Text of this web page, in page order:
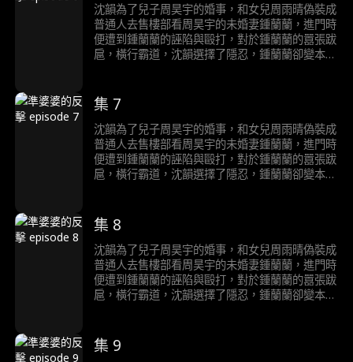
沈韻為了兒子周昊宇的婚事，和女兒周雨晴偽裝成
普通人去售樓部看周昊宇的未婚妻鍾蘭蘭，進門時
便遭到鍾蘭蘭的誣陷與毆打，對於鍾蘭蘭的囂張跋
扈，橫行霸道，沈韻選擇了隱忍，鍾蘭蘭卻變本加
集 7
沈韻為了兒子周昊宇的婚事，和女兒周雨晴偽裝成
普通人去售樓部看周昊宇的未婚妻鍾蘭蘭，進門時
便遭到鍾蘭蘭的誣陷與毆打，對於鍾蘭蘭的囂張跋
扈，橫行霸道，沈韻選擇了隱忍，鍾蘭蘭卻變本加
集 8
沈韻為了兒子周昊宇的婚事，和女兒周雨晴偽裝成
普通人去售樓部看周昊宇的未婚妻鍾蘭蘭，進門時
便遭到鍾蘭蘭的誣陷與毆打，對於鍾蘭蘭的囂張跋
扈，橫行霸道，沈韻選擇了隱忍，鍾蘭蘭卻變本加
集 9